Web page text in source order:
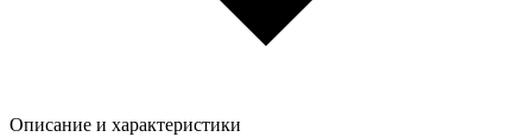
Описание и характеристики